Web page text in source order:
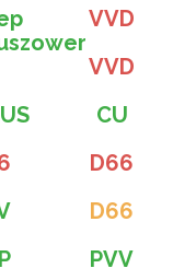
VVD
VVD
CU
D66
D66
PVV